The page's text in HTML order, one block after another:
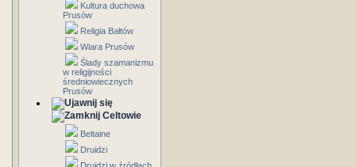
Kultura duchowa
Prusów
Religia Bałtów
Wiara Prusów
Ślady szamanizmu
w religijności
średniowiecznych
Prusów
Celtowie
Beltaine
Druidzi